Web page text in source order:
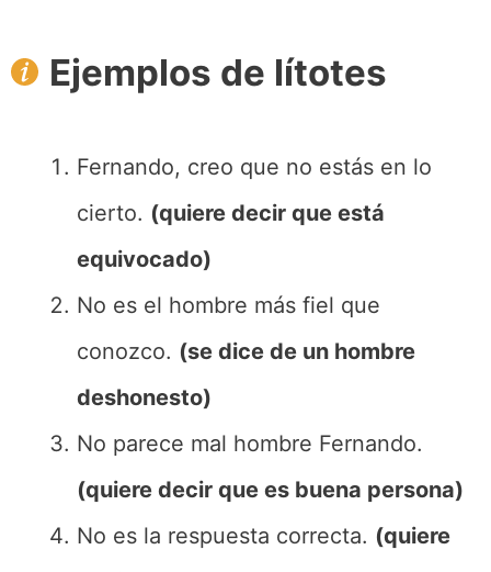
Ejemplos de lítotes
Fernando, creo que no estás en lo
cierto. (quiere decir que está
equivocado)
No es el hombre más fiel que
conozco. (se dice de un hombre
deshonesto)
No parece mal hombre Fernando.
(quiere decir que es buena persona)
No es la respuesta correcta. (quiere